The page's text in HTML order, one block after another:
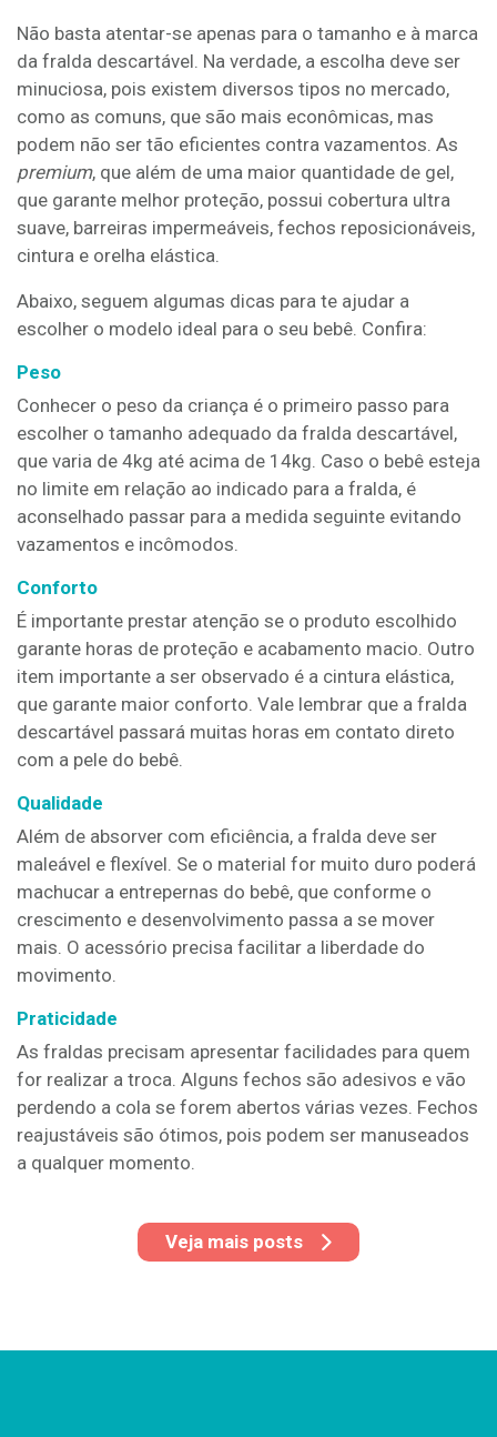
Não basta atentar-se apenas para o tamanho e à marca
da fralda descartável. Na verdade, a escolha deve ser
minuciosa, pois existem diversos tipos no mercado,
como as comuns, que são mais econômicas, mas
podem não ser tão eficientes contra vazamentos. As
premium, que além de uma maior quantidade de gel,
que garante melhor proteção, possui cobertura ultra
suave, barreiras impermeáveis, fechos reposicionáveis,
cintura e orelha elástica.
Abaixo, seguem algumas dicas para te ajudar a
escolher o modelo ideal para o seu bebê. Confira:
Peso
Conhecer o peso da criança é o primeiro passo para
escolher o tamanho adequado da fralda descartável,
que varia de 4kg até acima de 14kg. Caso o bebê esteja
no limite em relação ao indicado para a fralda, é
aconselhado passar para a medida seguinte evitando
vazamentos e incômodos.
Conforto
É importante prestar atenção se o produto escolhido
garante horas de proteção e acabamento macio. Outro
item importante a ser observado é a cintura elástica,
que garante maior conforto. Vale lembrar que a fralda
descartável passará muitas horas em contato direto
com a pele do bebê.
Qualidade
Além de absorver com eficiência, a fralda deve ser
maleável e flexível. Se o material for muito duro poderá
machucar a entrepernas do bebê, que conforme o
crescimento e desenvolvimento passa a se mover
mais. O acessório precisa facilitar a liberdade do
movimento.
Praticidade
As fraldas precisam apresentar facilidades para quem
for realizar a troca. Alguns fechos são adesivos e vão
perdendo a cola se forem abertos várias vezes. Fechos
reajustáveis são ótimos, pois podem ser manuseados
a qualquer momento.
Veja mais posts